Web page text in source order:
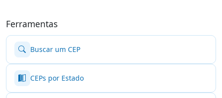
Ferramentas
Buscar um CEP
CEPs por Estado